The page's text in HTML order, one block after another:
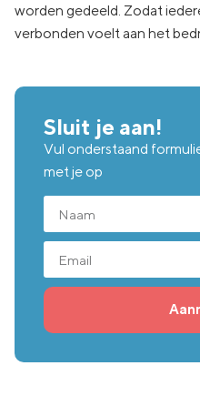
worden gedeeld. Zodat
verbonden voelt aan het
Sluit je aan!
Vul onderstaand
met je op